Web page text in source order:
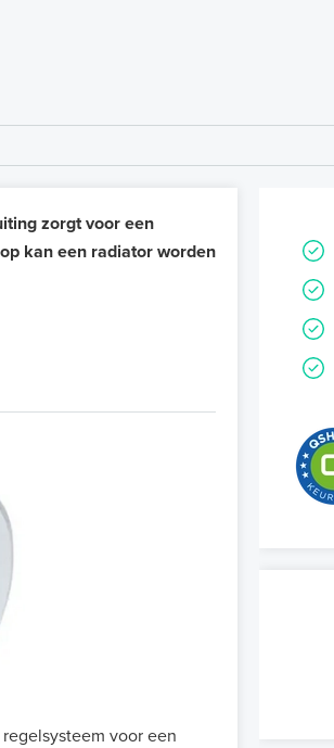
zorgt voor een
kan een radiator worden
voor een